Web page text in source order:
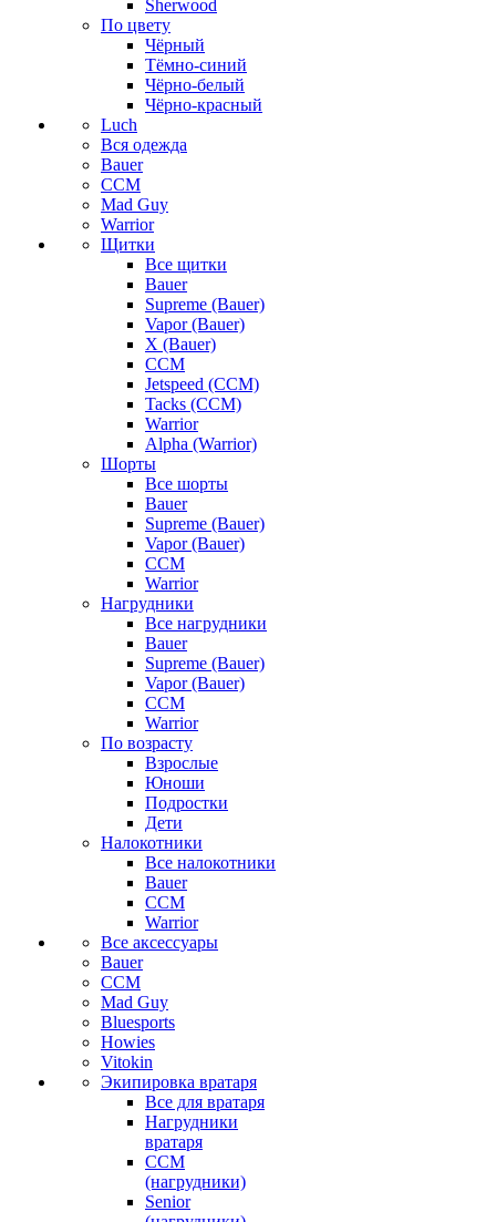
Sherwood
По цвету
Чёрный
Тёмно-синий
Чёрно-белый
Чёрно-красный
Luch
Вся одежда
Bauer
CCM
Mad Guy
Warrior
Щитки
Все щитки
Bauer
Supreme (Bauer)
Vapor (Bauer)
X (Bauer)
CCM
Jetspeed (CCM)
Tacks (CCM)
Warrior
Alpha (Warrior)
Шорты
Все шорты
Bauer
Supreme (Bauer)
Vapor (Bauer)
CCM
Warrior
Нагрудники
Все нагрудники
Bauer
Supreme (Bauer)
Vapor (Bauer)
CCM
Warrior
По возрасту
Взрослые
Юноши
Подростки
Дети
Налокотники
Все налокотники
Bauer
CCM
Warrior
Все аксессуары
Bauer
CCM
Mad Guy
Bluesports
Howies
Vitokin
Экипировка вратаря
Все для вратаря
Нагрудники
вратаря
CCM
(нагрудники)
Senior